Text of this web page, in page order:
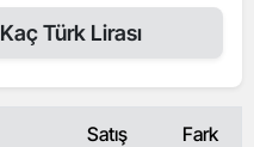
Kaç Türk Lirası
Satış Fark